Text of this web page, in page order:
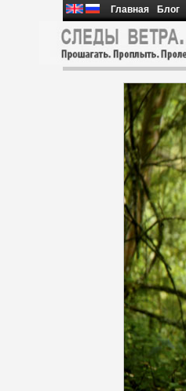
Главная Блог